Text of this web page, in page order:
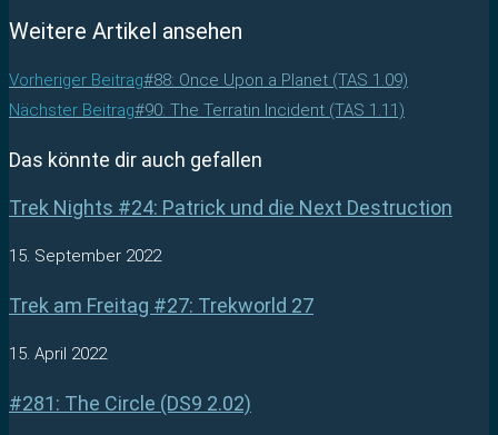
Weitere Artikel ansehen
Vorheriger Beitrag#88: Once Upon a Planet (TAS 1.09)
Nächster Beitrag#90: The Terratin Incident (TAS 1.11)
Das könnte dir auch gefallen
Trek Nights #24: Patrick und die Next Destruction
15. September 2022
Trek am Freitag #27: Trekworld 27
15. April 2022
#281: The Circle (DS9 2.02)